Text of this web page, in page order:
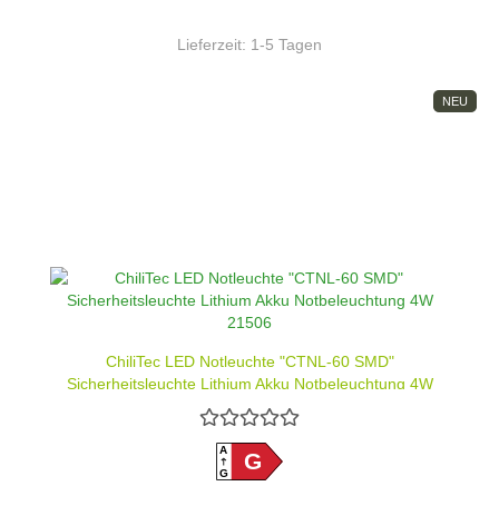
Lieferzeit: 1-5 Tagen
NEU
ChiliTec LED Notleuchte "CTNL-60 SMD"
Sicherheitsleuchte Lithium Akku Notbeleuchtung 4W
21506
A
GG